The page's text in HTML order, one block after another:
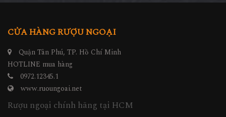
CỬA HÀNG RƯỢU NGOẠI
Quận Tân Phú, TP. Hồ Chí Minh
HOTLINE mua hàng
0972.12345.1
www.ruoungoai.net
Rượu ngoại chính hãng tại HCM